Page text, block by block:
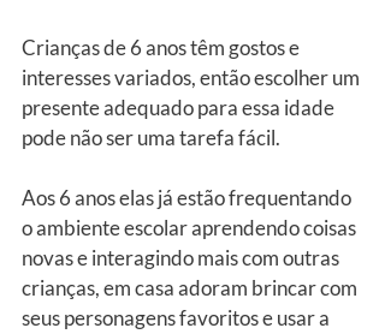
Crianças de 6 anos têm gostos e
interesses variados, então escolher um
presente adequado para essa idade
pode não ser uma tarefa fácil.
Aos 6 anos elas já estão frequentando
o ambiente escolar aprendendo coisas
novas e interagindo mais com outras
crianças, em casa adoram brincar com
seus personagens favoritos e usar a